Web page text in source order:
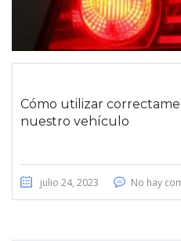
Cómo utilizar
nuestro vehículo
julio 24, 2023 No hay